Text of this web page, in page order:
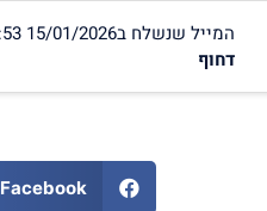
המייל שנשלח ב15/01/2026 11:25:53
דחוף
Facebook